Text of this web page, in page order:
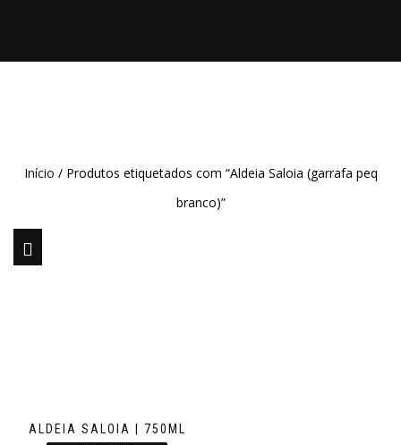
Início / Produtos etiquetados com “Aldeia Saloia (garrafa peq
branco)”
ALDEIA SALOIA | 750ML